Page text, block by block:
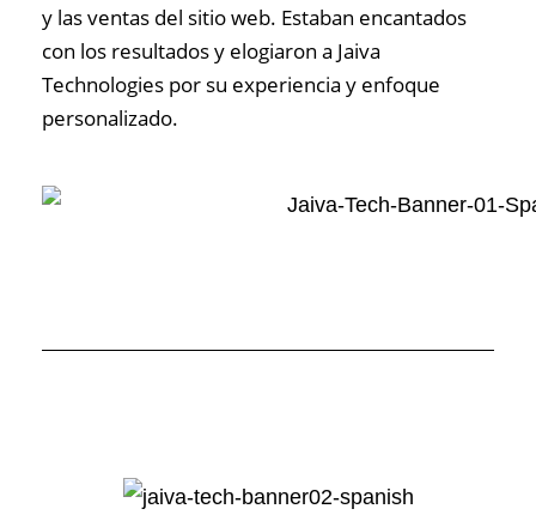
y las ventas del sitio web. Estaban encantados
con los resultados y elogiaron a Jaiva
Technologies por su experiencia y enfoque
personalizado.